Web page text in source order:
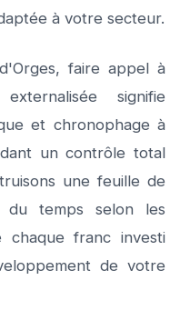
à votre secteur.
faire appel à
signifie
et chronophage à
un contrôle total
une feuille de
temps selon les
chaque franc investi
de votre